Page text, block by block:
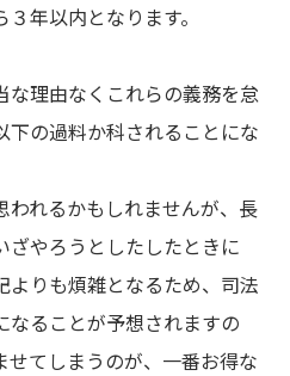
年以内となります。
理由なくこれらの義務を怠
下の過料か科されることにな
れるかもしれませんが、長
ざやろうとしたしたときに
よりも煩雑となるため、司法
なることが予想されますの
てしまうのが、一番お得な